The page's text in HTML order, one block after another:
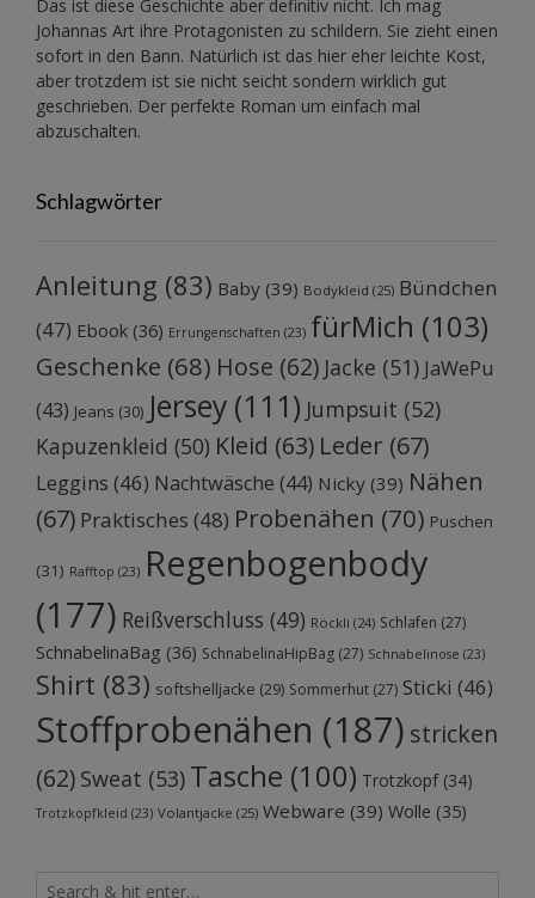
Das ist diese Geschichte aber definitiv nicht. Ich mag
Johannas Art ihre Protagonisten zu schildern. Sie zieht einen
sofort in den Bann. Natürlich ist das hier eher leichte Kost,
aber trotzdem ist sie nicht seicht sondern wirklich gut
geschrieben. Der perfekte Roman um einfach mal
abzuschalten.
Schlagwörter
Anleitung (83) Baby (39) Bodykleid (25) Bündchen
(47) Ebook (36) Errungenschaften (23) fürMich (103)
Geschenke (68) Hose (62) Jacke (51) JaWePu
(43) Jeans (30) Jersey (111) Jumpsuit (52)
Kapuzenkleid (50) Kleid (63) Leder (67)
Leggins (46) Nachtwäsche (44) Nicky (39) Nähen
(67) Praktisches (48) Probenähen (70) Puschen
(31) Rafftop (23) Regenbogenbody
(177) Reißverschluss (49) Röckli (24) Schlafen (27)
SchnabelinaBag (36) SchnabelinaHipBag (27) Schnabelinose (23)
Shirt (83) softshelljacke (29) Sommerhut (27) Sticki (46)
Stoffprobenähen (187) stricken
(62) Sweat (53) Tasche (100) Trotzkopf(34)
Trotzkopfkleid (23) Volantjacke (25) Webware (39) Wolle (35)